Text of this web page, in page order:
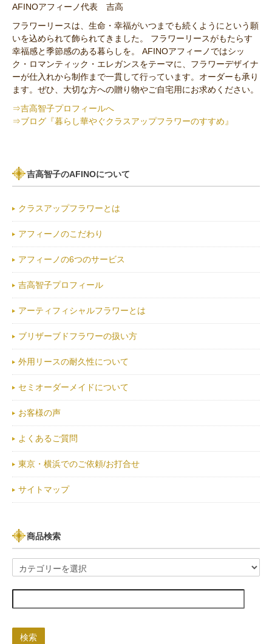
その他の花材
セミオーダー作品
AFINOアフィーノ代表 吉高
フラワーリースは、生命・幸福がいつまでも続くようにという願
いを込められて飾られてきました。 フラワーリースがもたらす
幸福感と季節感のある暮らしを。 AFINOアフィーノではシッ
ク・ロマンティック・エレガンスをテーマに、フラワーデザイナ
ーが仕入れから制作まで一貫して行っています。オーダーも承り
ます。ぜひ、大切な方への贈り物やご自宅用にお求めください。
⇒吉高智子プロフィールへ
⇒ブログ『暮らし華やぐクラスアップフラワーのすすめ』
吉高智子のAFINOについて
クラスアップフラワーとは
アフィーノのこだわり
アフィーノの6つのサービス
吉高智子プロフィール
アーティフィシャルフラワーとは
ブリザーブドフラワーの扱い方
外用リースの耐久性について
セミオーダーメイドについて
お客様の声
よくあるご質問
東京・横浜でのご依頼/お打合せ
サイトマップ
商品検索
検索